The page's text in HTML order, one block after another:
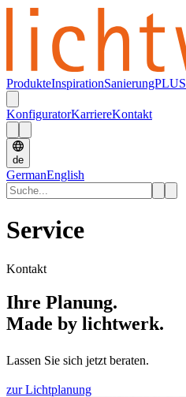
ProdukteInspirationSanierungPLUS
KonfiguratorKarriereKontakt
de
GermanEnglish
Service
Kontakt
Ihre Planung.
Made by lichtwerk.
Lassen Sie sich jetzt beraten.
zur Lichtplanung